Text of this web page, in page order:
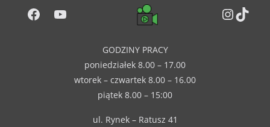
Facebook
YouTube
GODZINY PRACY
poniedziałek 8.00 – 17.00
wtorek – czwartek 8.00 – 16.00
piątek 8.00 – 15:00
ul. Rynek – Ratusz 41